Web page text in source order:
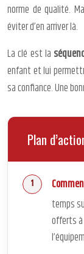
norme de qualité.
éviter d’en arriver là.
La clé est la
enfant et lui
sa confiance. Une
Plan
temps
offerts à